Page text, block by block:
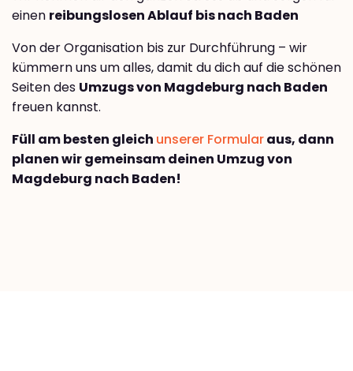
einen reibungslosen Ablauf bis nach Baden
Von der Organisation bis zur Durchführung – wir
kümmern uns um alles, damit du dich auf die schönen
Seiten des Umzugs von Magdeburg nach Baden
freuen kannst.
Füll am besten gleich unserer Formularaus, dann
planen wir gemeinsam deinen Umzug von
Magdeburg nach Baden!